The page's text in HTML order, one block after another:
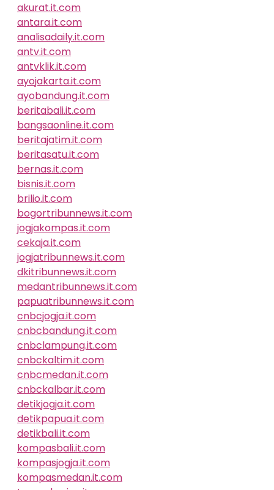
akurat.it.com
antara.it.com
analisadaily.it.com
antv.it.com
antvklik.it.com
ayojakarta.it.com
ayobandung.it.com
beritabali.it.com
bangsaonline.it.com
beritajatim.it.com
beritasatu.it.com
bernas.it.com
bisnis.it.com
brilio.it.com
bogortribunnews.it.com
jogjakompas.it.com
cekaja.it.com
jogjatribunnews.it.com
dkitribunnews.it.com
medantribunnews.it.com
papuatribunnews.it.com
cnbcjogja.it.com
cnbcbandung.it.com
cnbclampung.it.com
cnbckaltim.it.com
cnbcmedan.it.com
cnbckalbar.it.com
detikjogja.it.com
detikpapua.it.com
detikbali.it.com
kompasbali.it.com
kompasjogja.it.com
kompasmedan.it.com